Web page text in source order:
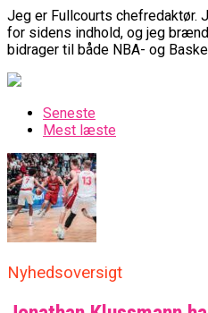
Jeg er Fullcourts chefredaktør.
for sidens indhold, og jeg
bidrager til både NBA- og
Seneste
Mest læste
Nyhedsoversigt